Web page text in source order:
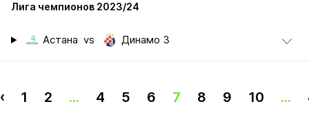
Лига чемпионов 2023/24
Астана vs Динамо З
‹ 1 2 ... 4 5 6 7 8 9 10 ...